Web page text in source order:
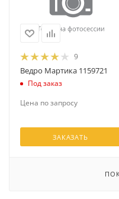
9
Ведро Мартика 1159721
Под заказ
Цена по запросу
ЗАКАЗАТЬ